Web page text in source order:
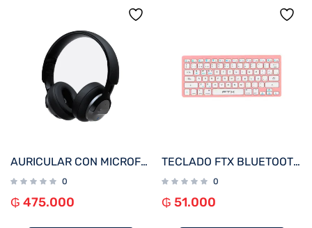
AURICULAR CON MICROFONO KLIP KNH-750GR HI-FI ANC/BLUETOOTH/3.5MM/GRIS
0
₲ 475.000
TECLADO FTX BLUETOOTH FTXB1000 ULTRA SLIM POR/ROSA
0
₲ 51.000